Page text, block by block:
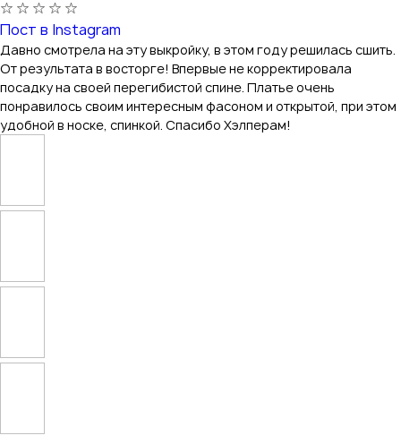
Пост в Instagram
Давно смотрела на эту выкройку, в этом году решилась сшить.
От результата в восторге! Впервые не корректировала
посадку на своей перегибистой спине. Платье очень
понравилось своим интересным фасоном и открытой, при этом
удобной в носке, спинкой. Спасибо Хэлперам!